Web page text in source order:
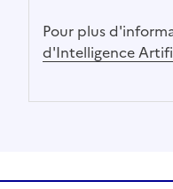
Pour plus
(Ouvre une
d'Intelligence